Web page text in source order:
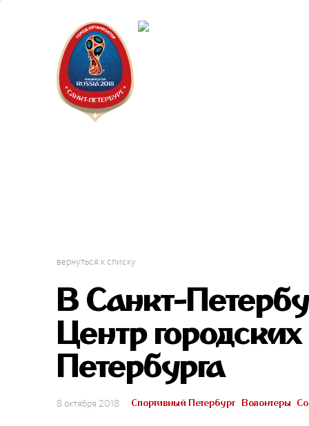
вернуться к списку
В Санкт-
Центр
Петербурга
8 октября 2018 Спортивный Петербург Волонтеры